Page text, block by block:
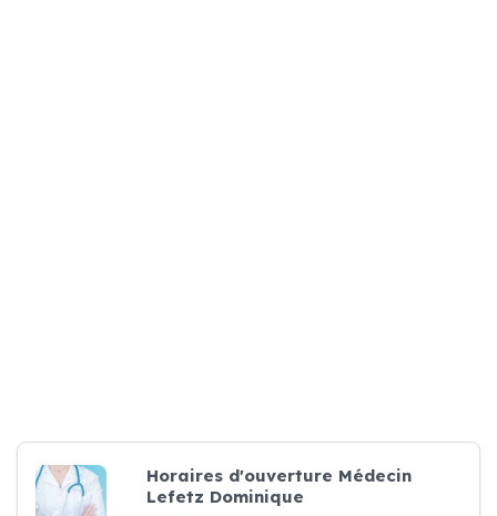
Horaires d'ouverture Médecin
Lefetz Dominique